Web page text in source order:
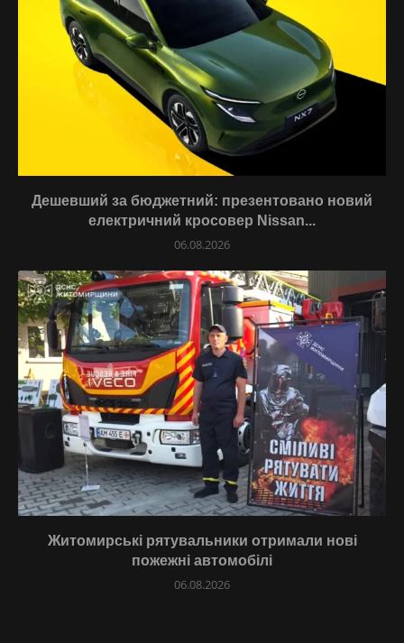
Дешевший за бюджетний: презентовано новий
електричний кросовер Nissan...
06.08.2026
Житомирські рятувальники отримали нові
пожежні автомобілі
06.08.2026